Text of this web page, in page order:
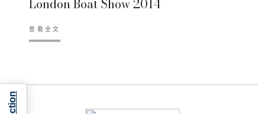
London Boat Show 2014
查看全文